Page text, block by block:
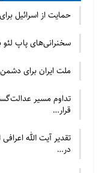
حمایت از اسرائیل
سخنرانی‌های پاپ
ملت ایران برای
تداوم مسیر
قرار…
تقدیر آیت الله
در…